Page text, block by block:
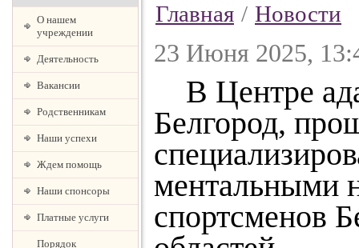
О нашем
учреждении
Деятельность
Вакансии
Родственникам
Наши успехи
Ждем помощь
Наши спонсоры
Платные услуги
Порядок
Главная / Новости
23 Июня 2025,
В Центре
Белгород,
ментальными
спортсменов